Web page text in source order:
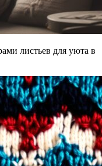
листьев для уюта в